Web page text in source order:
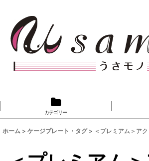
カテゴリー
ホーム > ケージプレート・タグ > ＜プレミアム＞ア